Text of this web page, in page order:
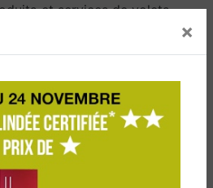
×
et services de volets
à l'expertise de
vos besoins en matière de
Contactez-nous dès
une consultation initiale
nous pouvons améliorer la
de votre propriété avec